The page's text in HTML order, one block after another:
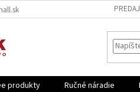
produkty Ručné náradie